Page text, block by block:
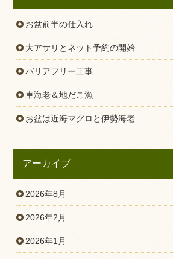
お盆前半の仕入れ
大アサリとネット予約の開始
バリアフリー工事
車海老＆地だこ漁
お盆は近海マグロと伊勢海老
アーカイブ
2026年8月
2026年2月
2026年1月